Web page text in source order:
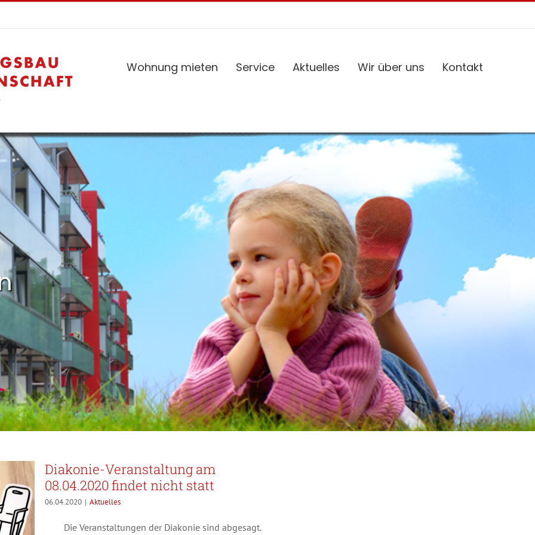
Wohnung mieten Service Aktuelles Wir über uns Kontakt
Diakonie-Veranstaltung am
08.04.2020 findet nicht statt
06.04.2020 | Aktuelles
Die Veranstaltungen der Diakonie sind abgesagt.